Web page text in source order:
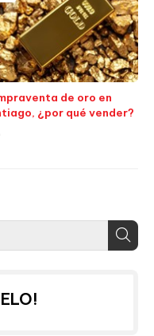
de oro en
¿por qué vender?